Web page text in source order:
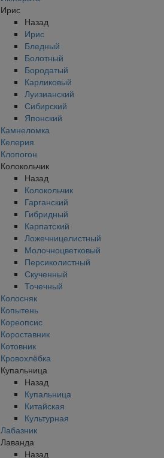
Ирис
Назад
Ирис
Бледный
Болотный
Бородатый
Карликовый
Луизианский
Сибирский
Японский
Камнеломка
Келерия
Клопогон
Колокольчик
Назад
Колокольчик
Гарганский
Гибридный
Карпатский
Ложечницелистный
Молочноцветковый
Персиколистный
Скученный
Точечный
Колосняк
Копытень
Кореопсис
Короставник
Котовник
Кровохлёбка
Купальница
Назад
Купальница
Китайская
Культурная
Лабазник
Лаванда
Назад